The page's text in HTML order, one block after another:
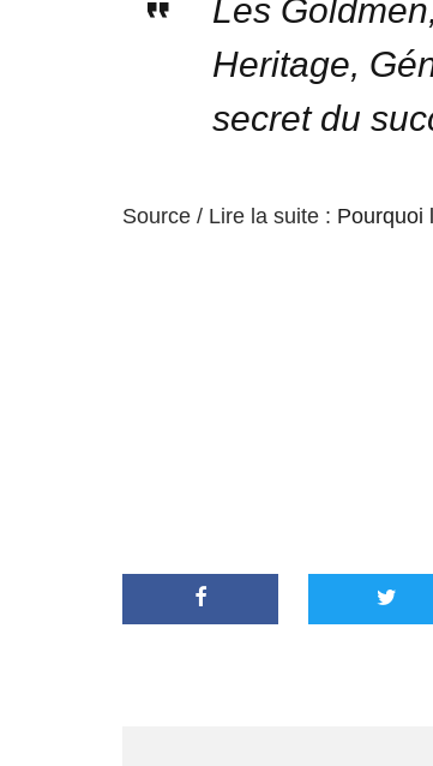
Les
Heritage,
secret du
Source / Lire la suite : Pourquoi